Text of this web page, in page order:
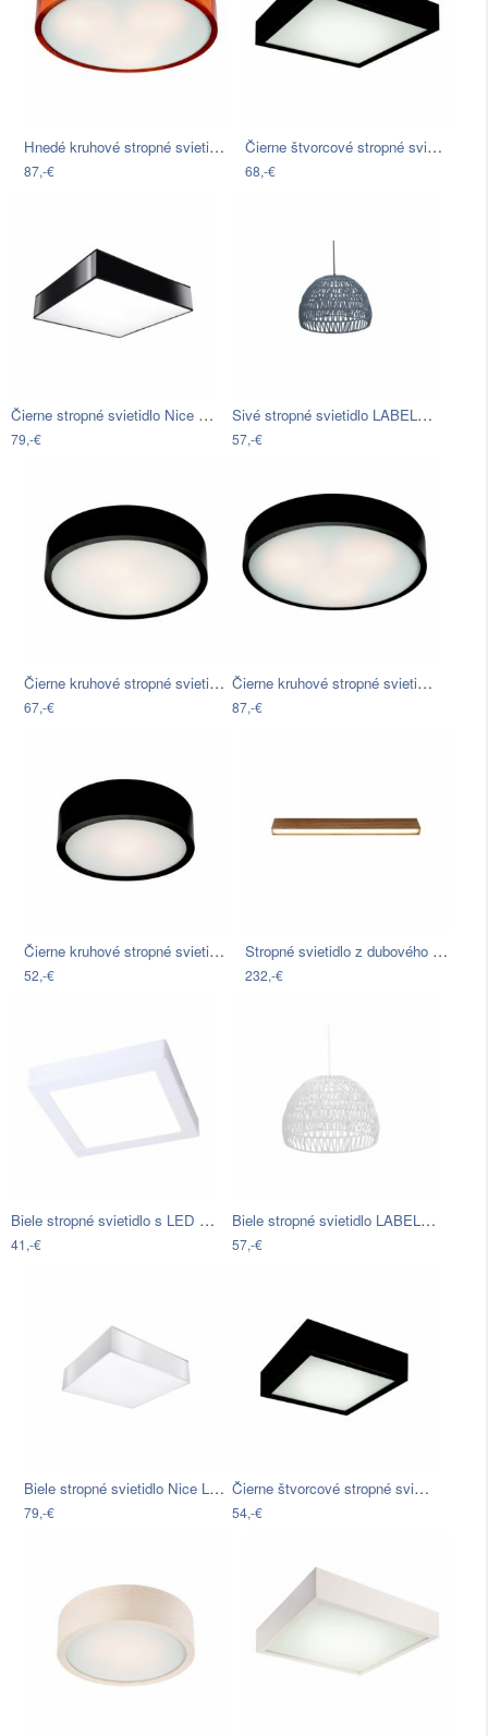
Hnedé kruhové stropné svietidlo Lamkur…
87,-€
Čierne štvorcové stropné svietidlo…
68,-€
Čierne stropné svietidlo Nice Lamps…
79,-€
Sivé stropné svietidlo LABEL51 Rope, ⌀…
57,-€
Čierne kruhové stropné svietidlo Lamkur…
67,-€
Čierne kruhové stropné svietidlo Lamkur…
87,-€
Čierne kruhové stropné svietidlo Lamkur…
52,-€
Stropné svietidlo z dubového dreva…
232,-€
Biele stropné svietidlo s LED svetlom…
41,-€
Biele stropné svietidlo LABEL51 Rope, ⌀…
57,-€
Biele stropné svietidlo Nice Lamps…
79,-€
Čierne štvorcové stropné svietidlo…
54,-€